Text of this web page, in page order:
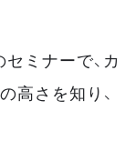
ミナーで、カ
高さを知り、